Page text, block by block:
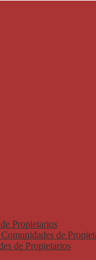
Propietarios
de
de Propietarios